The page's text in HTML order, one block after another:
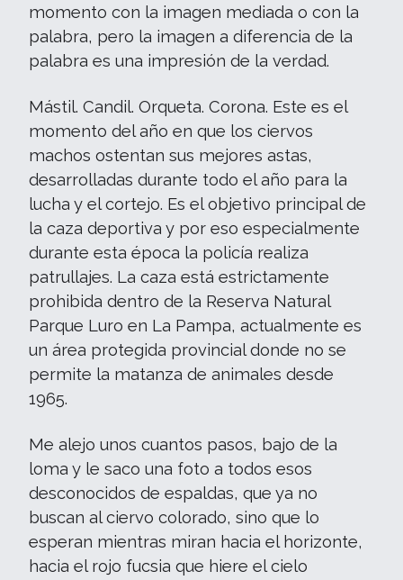
momento con la imagen mediada o con la
palabra, pero la imagen a diferencia de la
palabra es una impresión de la verdad.
Mástil. Candil. Orqueta. Corona. Este es el
momento del año en que los ciervos
machos ostentan sus mejores astas,
desarrolladas durante todo el año para la
lucha y el cortejo. Es el objetivo principal de
la caza deportiva y por eso especialmente
durante esta época la policía realiza
patrullajes. La caza está estrictamente
prohibida dentro de la Reserva Natural
Parque Luro en La Pampa, actualmente es
un área protegida provincial donde no se
permite la matanza de animales desde
1965.
Me alejo unos cuantos pasos, bajo de la
loma y le saco una foto a todos esos
desconocidos de espaldas, que ya no
buscan al ciervo colorado, sino que lo
esperan mientras miran hacia el horizonte,
hacia el rojo fucsia que hiere el cielo